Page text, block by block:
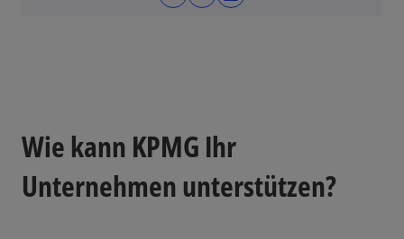
i
e
Wie kann KPMG Ihr
Unternehmen unterstützen?